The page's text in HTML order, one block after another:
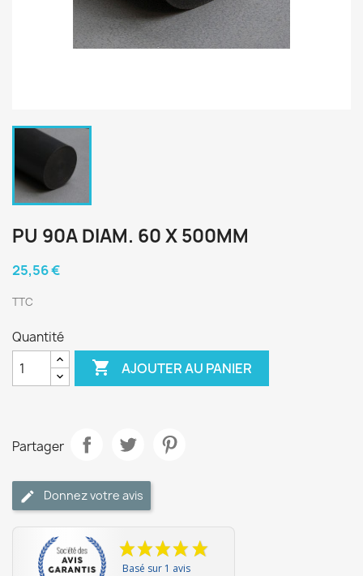
PU 90A DIAM. 60 X 500MM
25,56 €
TTC
Quantité
 AJOUTER AU PANIER
Partager
Donnez votre avis
Basé sur 1 avis